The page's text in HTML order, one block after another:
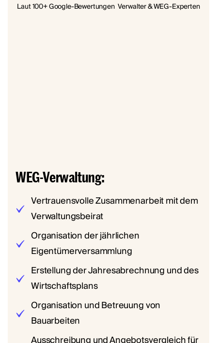
Laut 100+ Google-Bewertungen Verwalter & WEG-Experten
WEG-Verwaltung:
Vertrauensvolle Zusammenarbeit mit dem
Verwaltungsbeirat
Organisation der jährlichen
Eigentümerversammlung
Erstellung der Jahresabrechnung und des
Wirtschaftsplans
Organisation und Betreuung von
Bauarbeiten